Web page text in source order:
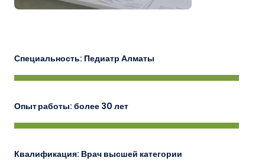
Специальность: Педиатр Алматы
Опыт работы: более 30 лет
Квалификация: Врач высшей категории